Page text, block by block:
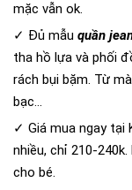
mặc vẫn ok.
✓ Đủ mẫu quần
tha hồ lựa và phối
rách bụi bặm. Từ
bạc...
✓ Giá mua ngay tại
nhiều, chỉ 210-
cho bé.